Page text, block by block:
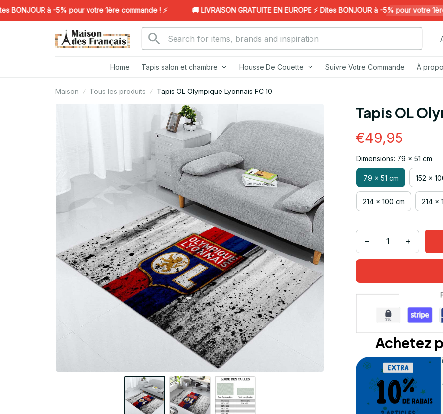
BONJOUR à -5% pour votre 1ère commande ! ⚡️ 🚚 LIVRAISON GRATUITE EN EUROPE ⚡️ Dites BONJOUR à -5% pour votre 1ère
Home Tapis salon et chambre Housse De Couette Suivre Votre Commande À
Maison Tous les produits Tapis OL Olympique Lyonnais FC 10
Tapis OL
€49,95
Dimensions: 79 x 51 cm
79 x 51 cm 152 x
214 x 100 cm 214 x
Achetez